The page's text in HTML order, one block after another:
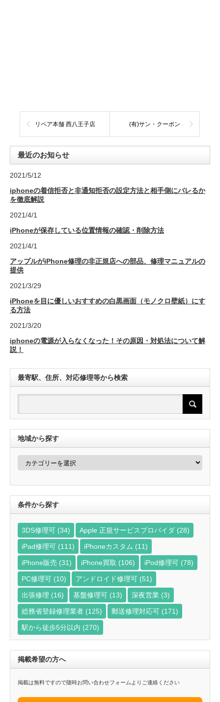
リペア本舗 西八王子店 (有)サン・クーポン
最近のお知らせ
2021/5/12
iphoneの着信拒否と非通知拒否の設定方法と相手側にバレるか
を徹底解説
2021/4/1
iPhoneが保存している位置情報の確認・削除方法
2021/4/1
アップルがiPhone修理の非正規店への部品、修理マニュアルの
提供
2021/3/29
iPhoneを目に優しいおすすめの白黒画面（モノクロ壁紙）にす
る方法
2021/3/20
iphoneの電源が入らなくなった！その原因・対処法について解
説！
最寄駅、住所、対応修理等から検索
地域から探す
地
探
す
条件から探す
3DS修理可 (34) Apple 正規サービスプロバイダ (28)
iPad修理可 (111) iPhoneカスタム (11)
iPhone販売 (31) iPhone買取 (106) iPod修理可 (78)
PC修理可 (10) アンドロイド修理可 (51)
出張修理 (16) 基盤修理可 (13) 深夜営業 (3)
総務省登録修理業者 (125) 郵送修理対応可 (171)
駅から徒歩5分以内 (270)
掲載希望の方へ
掲載は無料ですので随時お問い合わせフォームよりご連絡ください